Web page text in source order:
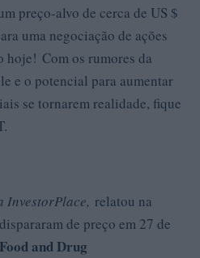
preço-alvo de cerca de US $
uma negociação de ações
hoje! Com os rumores da
e o potencial para aumentar
se tornarem realidade, fique
InvestorPlace, relatou na
de preço em 27 de
Food and Drug